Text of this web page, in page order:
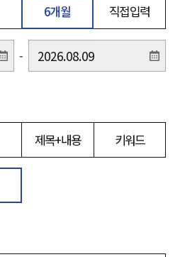
6개월 직접입력
-
제목+내용 키워드